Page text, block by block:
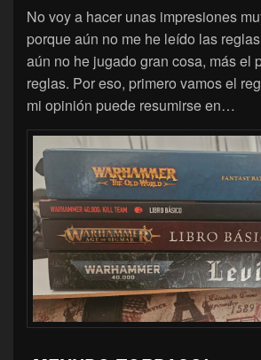
No voy a hacer unas impresiones
porque aún no me he leído las
aún no he jugado gran cosa, más el
reglas. Por eso, primero vamos el
mi opinión puede resumirse en…